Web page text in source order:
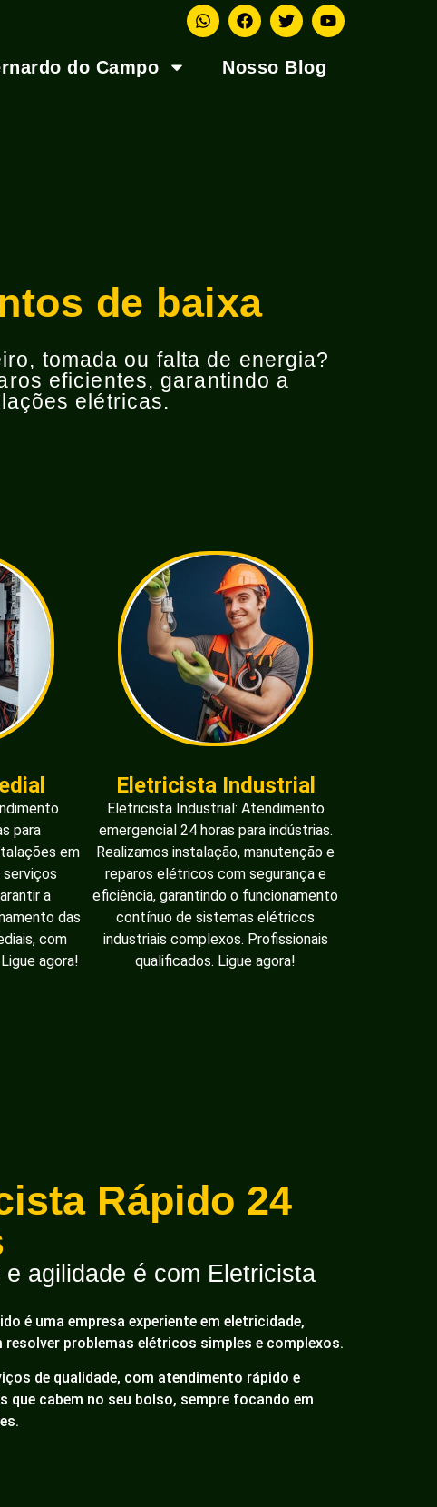
do Campo Nosso Blog
de baixa
tomada ou falta de energia?
eficientes, garantindo a
elétricas.
para
em
a
das
com
agora!
Eletricista Industrial
Eletricista Industrial: Atendimento
emergencial 24 horas para indústrias.
Realizamos instalação, manutenção e
reparos elétricos com segurança e
eficiência, garantindo o funcionamento
contínuo de sistemas elétricos
industriais complexos. Profissionais
qualificados. Ligue agora!
Rápido 24
e agilidade é com Eletricista
é uma empresa experiente em eletricidade,
resolver problemas elétricos simples e complexos.
de qualidade, com atendimento rápido e
que cabem no seu bolso, sempre focando em